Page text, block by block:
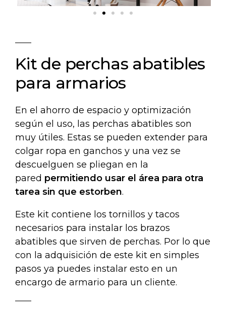
Kit de perchas abatibles
para armarios
En el ahorro de espacio y optimización
según el uso, las perchas abatibles son
muy útiles. Estas se pueden extender para
colgar ropa en ganchos y una vez se
descuelguen se pliegan en la
pared permitiendo usar el área para otra
tarea sin que estorben.
Este kit contiene los tornillos y tacos
necesarios para instalar los brazos
abatibles que sirven de perchas. Por lo que
con la adquisición de este kit en simples
pasos ya puedes instalar esto en un
encargo de armario para un cliente.